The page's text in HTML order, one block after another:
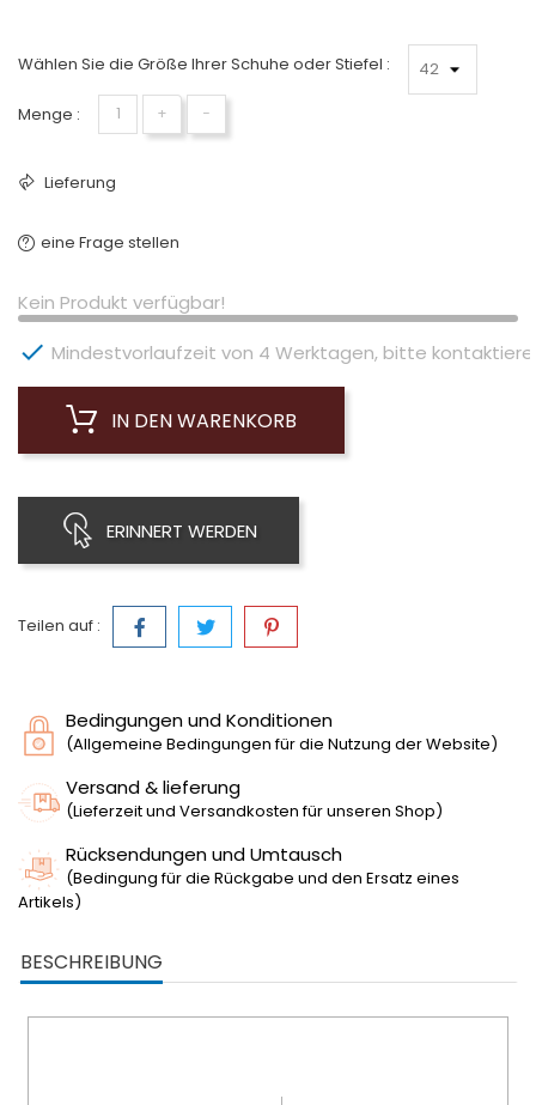
Wählen Sie die Größe Ihrer Schuhe oder Stiefel :
Menge : + −
Lieferung
eine Frage stellen
Kein Produkt verfügbar!
 Mindestvorlaufzeit von 4 Werktagen, bitte
IN DEN WARENKORB
ERINNERT WERDEN
Teilen auf :
Bedingungen und Konditionen
(Allgemeine Bedingungen für die Nutzung der Website)
Versand & lieferung
(Lieferzeit und Versandkosten für unseren Shop)
Rücksendungen und Umtausch
(Bedingung für die Rückgabe und den Ersatz eines
Artikels)
BESCHREIBUNG